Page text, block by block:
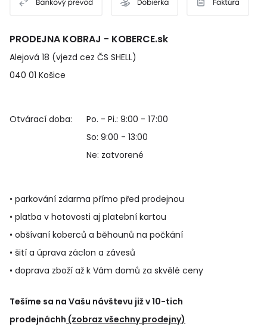
PRODEJNA KOBRAJ - KOBERCE.sk
Alejová 18 (vjezd cez ČS SHELL)
040 01 Košice
Otvárací doba:
Po. - Pi.: 9:00 - 17:00
So: 9:00 - 13:00
Ne: zatvorené
• parkování zdarma přímo před prodejnou
• platba v hotovosti aj platební kartou
• obšívaní koberců a běhounů na počkání
• šití a úprava záclon a závesů
• doprava zboží až k Vám domů za skvělé ceny
Tešíme sa na Vašu návštevu již v 10-tich
prodejnáchh (zobraz všechny prodejny)